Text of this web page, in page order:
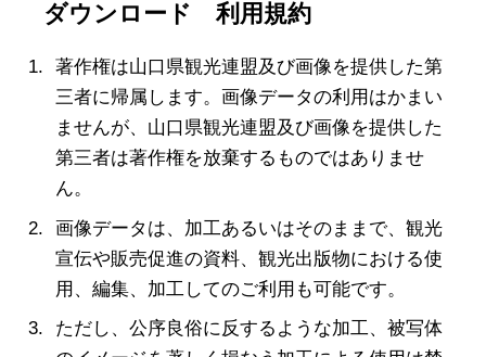
ダウンロード 利用規約
著作権は山口県観光連盟及び画像を提供した第
三者に帰属します。画像データの利用はかまい
ませんが、山口県観光連盟及び画像を提供した
第三者は著作権を放棄するものではありませ
ん。
画像データは、加工あるいはそのままで、観光
宣伝や販売促進の資料、観光出版物における使
用、編集、加工してのご利用も可能です。
ただし、公序良俗に反するような加工、被写体